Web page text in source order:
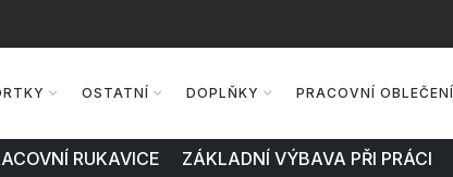
OSTATNÍ DOPLŇKY PRACOVNÍ OBLEČENÍ
RUKAVICE ZÁKLADNÍ VÝBAVA PŘI PRÁCI